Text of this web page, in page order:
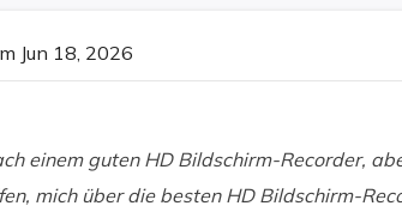
Jun 18, 2026
einem guten HD Bildschirm-Recorder,
mich über die besten HD Bildschirm-